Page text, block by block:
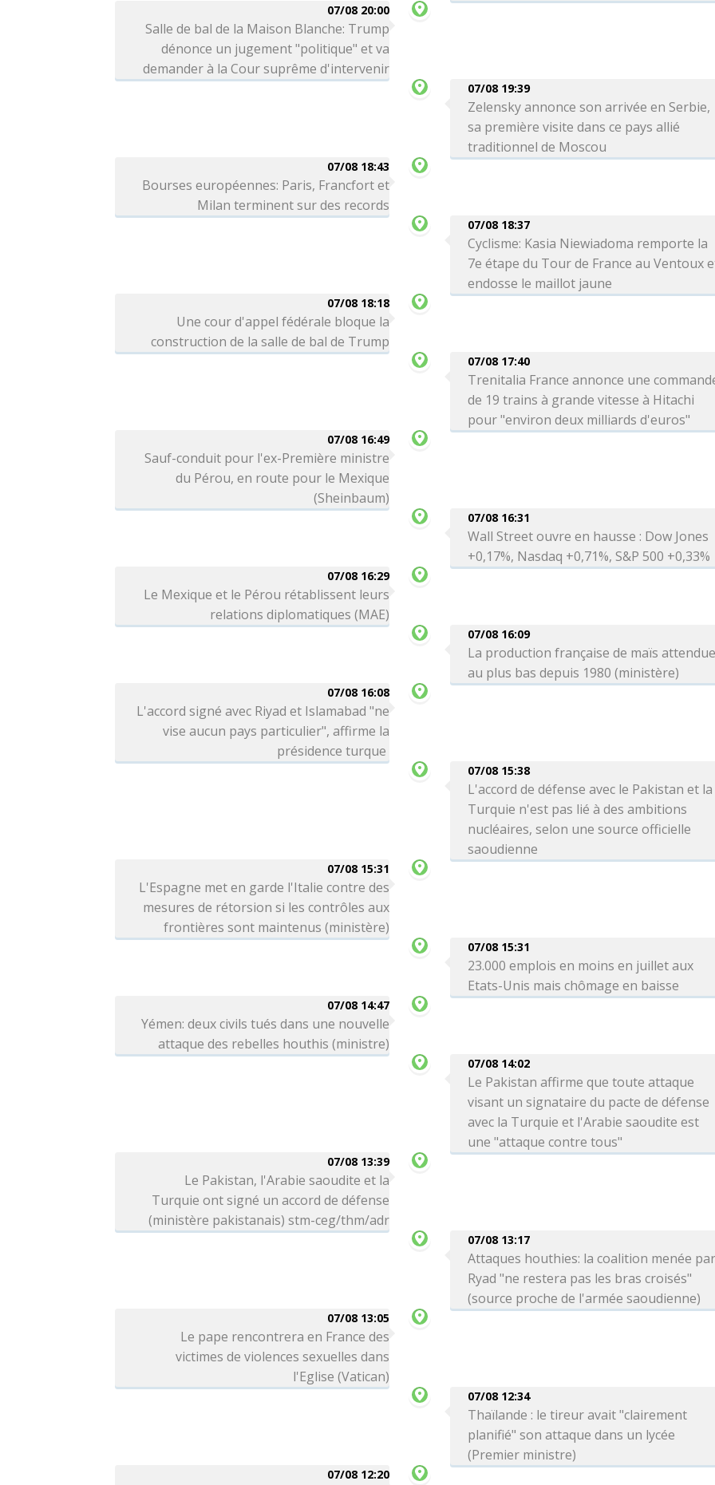
07/08 20:00
Salle de bal de la Maison Blanche: Trump
dénonce un jugement "politique" et va
demander à la Cour suprême d'intervenir
07/08 19:39
Zelensky annonce son arrivée en Serbie,
sa première visite dans ce pays allié
traditionnel de Moscou
07/08 18:43
Bourses européennes: Paris, Francfort et
Milan terminent sur des records
07/08 18:37
Cyclisme: Kasia Niewiadoma remporte la
7e étape du Tour de France au Ventoux
endosse le maillot jaune
07/08 18:18
Une cour d'appel fédérale bloque la
construction de la salle de bal de Trump
07/08 17:40
Trenitalia France annonce une
de 19 trains à grande vitesse à Hitachi
pour "environ deux milliards d'euros"
07/08 16:49
Sauf-conduit pour l'ex-Première ministre
du Pérou, en route pour le Mexique
(Sheinbaum)
07/08 16:31
Wall Street ouvre en hausse : Dow Jones
+0,17%, Nasdaq +0,71%, S&P 500 +0,33%
07/08 16:29
Le Mexique et le Pérou rétablissent leurs
relations diplomatiques (MAE)
07/08 16:09
La production française de maïs
au plus bas depuis 1980 (ministère)
07/08 16:08
L'accord signé avec Riyad et Islamabad "ne
vise aucun pays particulier", affirme la
présidence turque
07/08 15:38
L'accord de défense avec le Pakistan et la
Turquie n'est pas lié à des ambitions
nucléaires, selon une source officielle
saoudienne
07/08 15:31
L'Espagne met en garde l'Italie contre des
mesures de rétorsion si les contrôles aux
frontières sont maintenus (ministère)
07/08 15:31
23.000 emplois en moins en juillet aux
Etats-Unis mais chômage en baisse
07/08 14:47
Yémen: deux civils tués dans une nouvelle
attaque des rebelles houthis (ministre)
07/08 14:02
Le Pakistan affirme que toute attaque
visant un signataire du pacte de défense
avec la Turquie et l'Arabie saoudite est
une "attaque contre tous"
07/08 13:39
Le Pakistan, l'Arabie saoudite et la
Turquie ont signé un accord de défense
(ministère pakistanais) stm-ceg/thm/adr
07/08 13:17
Attaques houthies: la coalition menée
Ryad "ne restera pas les bras croisés"
(source proche de l'armée saoudienne)
07/08 13:05
Le pape rencontrera en France des
victimes de violences sexuelles dans
l'Eglise (Vatican)
07/08 12:34
Thaïlande : le tireur avait "clairement
planifié" son attaque dans un lycée
(Premier ministre)
07/08 12:20